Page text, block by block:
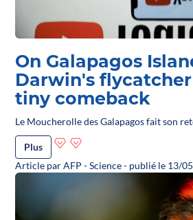
On Galapagos
Darwin's
tiny comeback
Le Moucherolle des Galapagos fait son
Plus
Article par AFP - Science - publié le 13/